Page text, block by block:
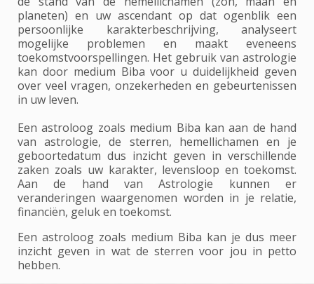
planeten) en uw ascendant op dat ogenblik een
persoonlijke karakterbeschrijving, analyseert
mogelijke problemen en maakt eveneens
toekomstvoorspellingen. Het gebruik van astrologie
kan door medium Biba voor u duidelijkheid geven
over veel vragen, onzekerheden en gebeurtenissen
in uw leven.
Een astroloog zoals medium Biba kan aan de hand
van astrologie, de sterren, hemellichamen en je
geboortedatum dus inzicht geven in verschillende
zaken zoals uw karakter, levensloop en toekomst.
Aan de hand van Astrologie kunnen er
veranderingen waargenomen worden in je relatie,
financiën, geluk en toekomst.
Een astroloog zoals medium Biba kan je dus meer
inzicht geven in wat de sterren voor jou in petto
hebben.